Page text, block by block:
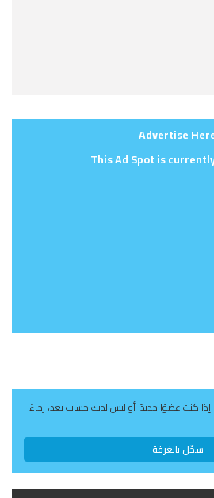
Advertise
This Ad Spot is
إذا كنت عضوًا جديدًا أو ليس لديك حساب بعد، رجاءً
سجّل بالغرفة